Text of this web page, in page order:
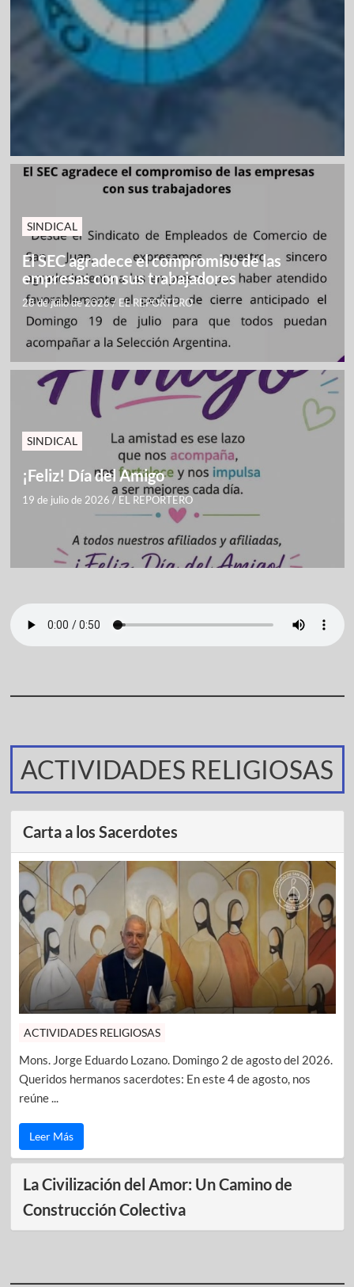
SINDICAL
El SEC agradece el compromiso de las
empresas con sus trabajadores
28 de julio de 2026/ EL REPORTERO
SINDICAL
¡Feliz! Día del Amigo
19 de julio de 2026 / EL REPORTERO
ACTIVIDADES RELIGIOSAS
Carta a los Sacerdotes
ACTIVIDADES RELIGIOSAS
Mons. Jorge Eduardo Lozano. Domingo 2 de agosto del 2026.
Queridos hermanos sacerdotes: En este 4 de agosto, nos
reúne ...
Leer Más
La Civilización del Amor: Un Camino de
Construcción Colectiva